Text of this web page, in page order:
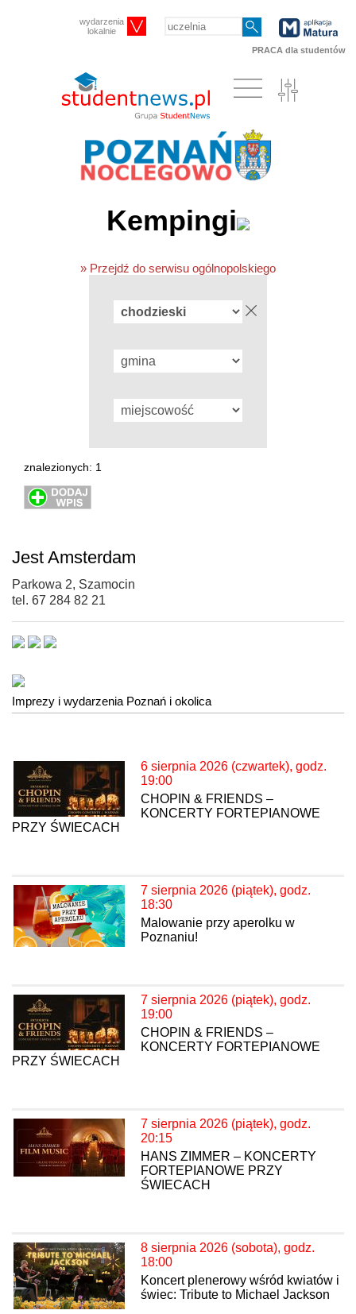
wydarzenia
lokalnie
PRACA dla studentów
Kempingi
» Przejdź do serwisu ogólnopolskiego
znalezionych: 1
Jest Amsterdam
Parkowa 2, Szamocin
tel. 67 284 82 21
Imprezy i wydarzenia Poznań i okolica
6 sierpnia 2026 (czwartek), godz.
19:00
CHOPIN & FRIENDS –
KONCERTY FORTEPIANOWE
PRZY ŚWIECACH
7 sierpnia 2026 (piątek), godz.
18:30
Malowanie przy aperolku w
Poznaniu!
7 sierpnia 2026 (piątek), godz.
19:00
CHOPIN & FRIENDS –
KONCERTY FORTEPIANOWE
PRZY ŚWIECACH
7 sierpnia 2026 (piątek), godz.
20:15
HANS ZIMMER – KONCERTY
FORTEPIANOWE PRZY
ŚWIECACH
8 sierpnia 2026 (sobota), godz.
18:00
Koncert plenerowy wśród kwiatów i
świec: Tribute to Michael Jackson